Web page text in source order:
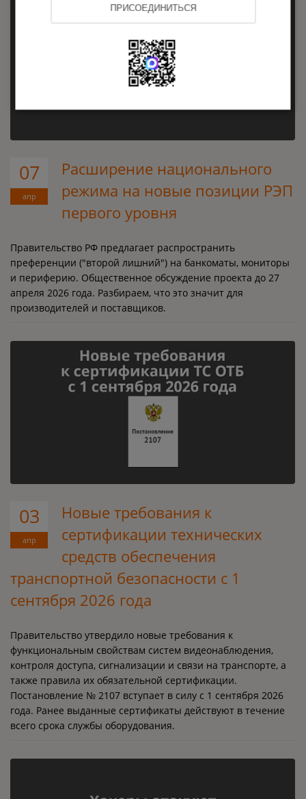
07
апр
Расширение национального
режима на новые позиции РЭП
первого уровня
Правительство РФ предлагает распространить
преференции ("второй лишний") на банкоматы, мониторы
и периферию. Общественное обсуждение проекта до 27
апреля 2026 года. Разбираем, что это значит для
производителей и поставщиков.
03
апр
Новые требования к
сертификации технических
средств обеспечения
транспортной безопасности с 1
сентября 2026 года
Правительство утвердило новые требования к
функциональным свойствам систем видеонаблюдения,
контроля доступа, сигнализации и связи на транспорте, а
также правила их обязательной сертификации.
Постановление № 2107 вступает в силу с 1 сентября 2026
года. Ранее выданные сертификаты действуют в течение
всего срока службы оборудования.
ПРИСОЕДИНИТЬСЯ